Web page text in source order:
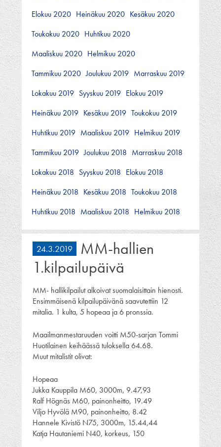
Elokuu 2020 Heinäkuu 2020 Kesäkuu 2020
Toukokuu 2020 Huhtikuu 2020
Maaliskuu 2020 Helmikuu 2020
Tammikuu 2020 Joulukuu 2019 Marraskuu 2019
Lokakuu 2019 Syyskuu 2019 Elokuu 2019
Heinäkuu 2019 Kesäkuu 2019 Toukokuu 2019
Huhtikuu 2019 Maaliskuu 2019 Helmikuu 2019
Tammikuu 2019 Joulukuu 2018 Marraskuu 2018
Lokakuu 2018 Syyskuu 2018 Elokuu 2018
Heinäkuu 2018 Kesäkuu 2018 Toukokuu 2018
Huhtikuu 2018 Maaliskuu 2018 Helmikuu 2018
24.3.2019
MM-hallien
1.kilpailupäivä
MM- hallikilpailut alkoivat suomalaisittain hienosti.
Ensimmäisenä kilpailupäivänä saavutettiin 12
mitalia. 1 kulta, 5 hopeaa ja 6 pronssia.
Maailmanmestaruuden voitti M50-sarjan Tommi
Huotilainen keihäässä tuloksella 64.68.
Muut mitalistit olivat:
Hopeaa
Jukka Kauppila M60, 3000m, 9.47,93
Ralf Högnäs M60, painonheitto, 19.49
Viljo Hyvölä M90, painonheitto, 8.42
Hannele Kivistö N75, 3000m, 15.44,44
Katja Hautaniemi N40, korkeus, 150